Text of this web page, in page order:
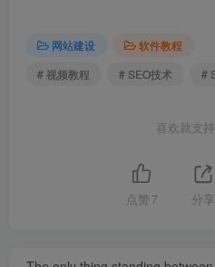
网站建设
软件教程
# 视频教程
# SEO技术 #
喜欢就支
点赞 7 分享